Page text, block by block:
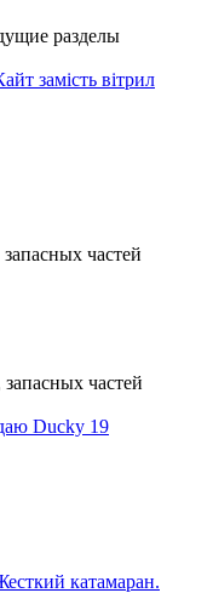
разделы
замість вітрил
частей
частей
Ducky 19
катамаран.